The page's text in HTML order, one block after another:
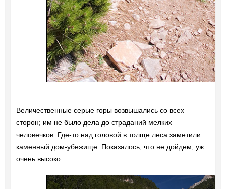
Величественные серые горы возвышались со всех
сторон; им не было дела до страданий мелких
человечков. Где-то над головой в толще леса заметили
каменный дом-убежище. Показалось, что не дойдем, уж
очень высоко.